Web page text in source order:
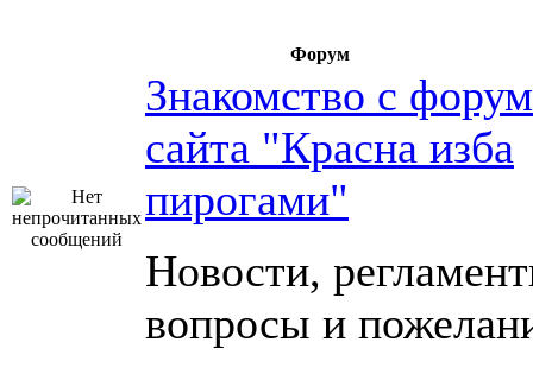
Форум
Знакомство с
сайта "Красна изба
пирогами"
Новости,
вопросы и